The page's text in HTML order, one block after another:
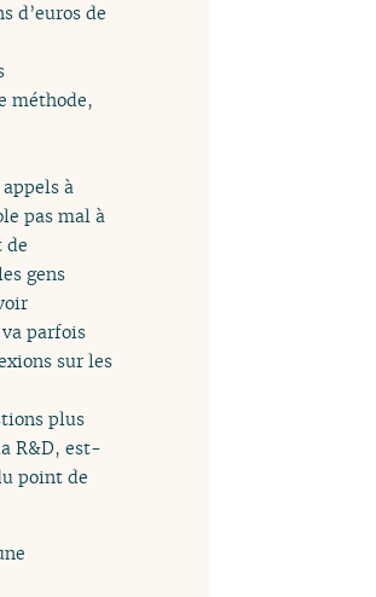
d’euros de
méthode,
à
pas mal à
de
gens
va parfois
sur les
plus
R&D, est-
point de